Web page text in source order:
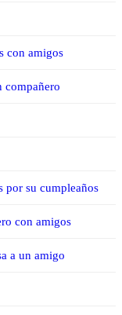
con amigos
compañero
por su cumpleaños
con amigos
a un amigo